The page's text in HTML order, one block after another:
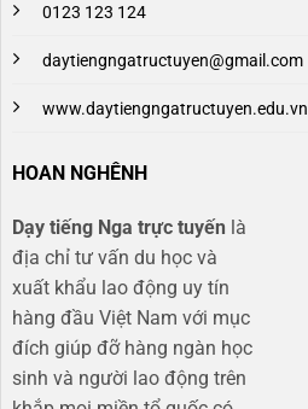
0123 123 124
daytiengngatructuyen@gmail.com
www.daytiengngatructuyen.edu.vn
HOAN NGHÊNH
Dạy tiếng Nga trực tuyến là
địa chỉ tư vấn du học và
xuất khẩu lao động uy tín
hàng đầu Việt Nam với mục
đích giúp đỡ hàng ngàn học
sinh và người lao động trên